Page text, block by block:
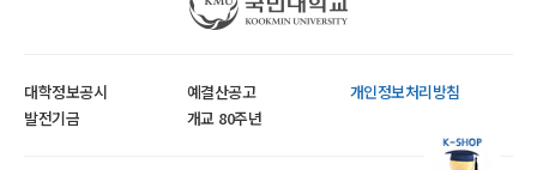
대학정보공시 예결산공고
개인정보처리방침
발전기금
개교 80주년